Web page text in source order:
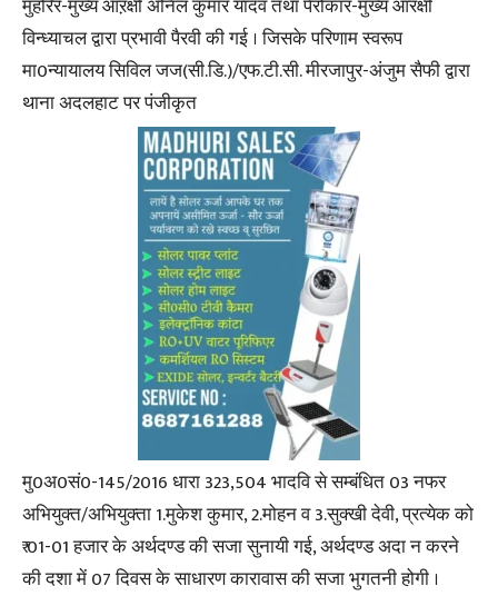
विन्ध्याचल द्वारा प्रभावी पैरवी की गई । जिसके परिणाम स्वरूप
मा0न्यायालय सिविल जज(सी.डि.)/एफ.टी.सी. मीरजापुर-अंजुम सैफी द्वारा
थाना अदलहाट पर पंजीकृत
मु0अ0सं0-145/2016 धारा 323,504 भादवि से सम्बंधित 03 नफर
अभियुक्त/अभियुक्ता 1.मुकेश कुमार, 2.मोहन व 3.सुक्खी देवी, प्रत्येक को
₹ 01-01 हजार के अर्थदण्ड की सजा सुनायी गई, अर्थदण्ड अदा न करने
की दशा में 07 दिवस के साधारण कारावास की सजा भुगतनी होगी ।